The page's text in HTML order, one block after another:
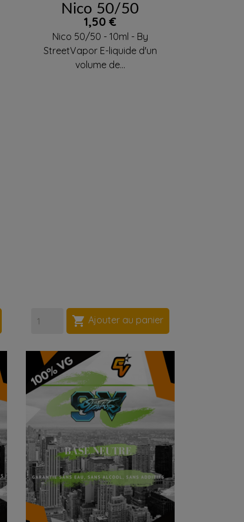
Nico 50/50
Prix
1,50 €
Nico 50/50 - 10ml - By
StreetVapor E-liquide d'un
volume de...
 Ajouter au panier